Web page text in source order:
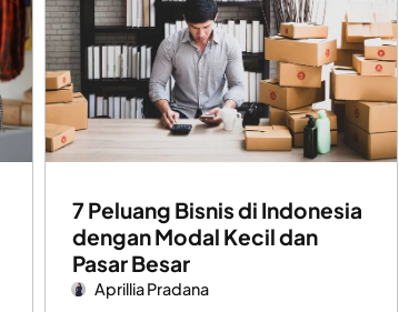
7 Peluang Bisnis di Indonesia
dengan Modal Kecil dan
Pasar Besar
Aprillia Pradana